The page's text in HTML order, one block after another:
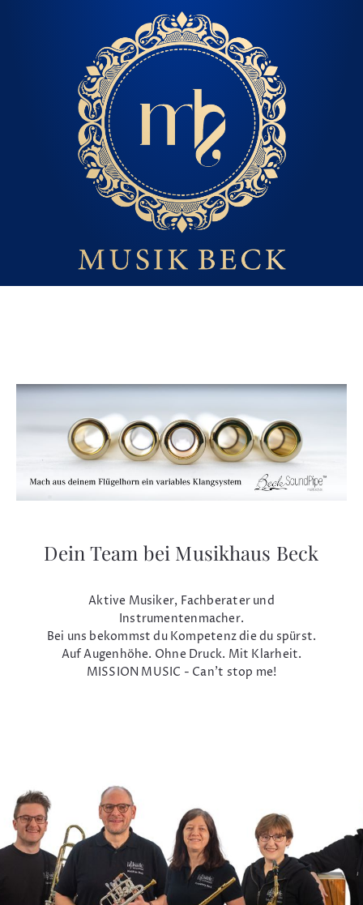
Dein Team bei Musikhaus Beck
Aktive Musiker, Fachberater und
Instrumentenmacher.
Bei uns bekommst du Kompetenz die du spürst.
Auf Augenhöhe. Ohne Druck. Mit Klarheit.
MISSION MUSIC - Can't stop me!